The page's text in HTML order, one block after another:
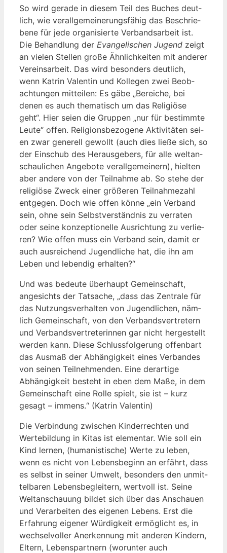
So wird gera­de in die­sem Teil des Buches deut­
lich, wie ver­all­ge­mei­ne­rungs­fä­hig das Beschrie­
be­ne für jede orga­ni­sier­te Ver­bands­ar­beit ist.
Die Behand­lung der Evan­ge­li­schen Jugend zeigt
an vie­len Stel­len gro­ße Ähn­lich­kei­ten mit ande­rer
Ver­eins­ar­beit. Das wird beson­ders deut­lich,
wenn Kat­rin Valen­tin und Kol­le­gen zwei Beob­
ach­tun­gen mit­tei­len: Es gäbe „Berei­che, bei
denen es auch the­ma­tisch um das Reli­giö­se
geht“. Hier sei­en die Grup­pen „nur für bestimm­te
Leu­te“ offen. Reli­gi­ons­be­zo­ge­ne Akti­vi­tä­ten sei­
en zwar gene­rell gewollt (auch dies lie­ße sich, so
der Ein­schub des Her­aus­ge­bers, für alle welt­an­
schau­li­chen Ange­bo­te ver­all­ge­mei­nern), hiel­ten
aber ande­re von der Teil­nah­me ab. So ste­he der
reli­giö­se Zweck einer grö­ße­ren Teil­nah­me­zahl
ent­ge­gen. Doch wie offen kön­ne „ein Ver­band
sein, ohne sein Selbst­ver­ständ­nis zu ver­ra­ten
oder sei­ne kon­zep­tio­nel­le Aus­rich­tung zu ver­lie­
ren? Wie offen muss ein Ver­band sein, damit er
auch aus­rei­chend Jugend­li­che hat, die ihn am
Leben und leben­dig erhalten?“
Und was bedeu­te über­haupt Gemein­schaft,
ange­sichts der Tat­sa­che, „dass das Zen­tra­le für
das Nut­zungs­ver­hal­ten von Jugend­li­chen, näm­
lich Gemein­schaft, von den Ver­bands­ver­tre­tern
und Ver­bands­ver­tre­te­rin­nen gar nicht her­ge­stellt
wer­den kann. Die­se Schluss­fol­ge­rung offen­bart
das Aus­maß der Abhän­gig­keit eines Ver­ban­des
von sei­nen Teil­neh­men­den. Eine der­ar­ti­ge
Abhän­gig­keit besteht in eben dem Maße, in dem
Gemein­schaft eine Rol­le spielt, sie ist – kurz
gesagt – immens.“ (Kat­rin Valentin)
Die Ver­bin­dung zwi­schen Kin­der­rech­ten und
Wer­te­bil­dung in Kitas ist ele­men­tar. Wie soll ein
Kind ler­nen, (huma­nis­ti­sche) Wer­te zu leben,
wenn es nicht von Lebens­be­ginn an erfährt, dass
es selbst in sei­ner Umwelt, beson­ders den unmit­
tel­ba­ren Lebens­be­glei­tern, wert­voll ist. Sei­ne
Welt­an­schau­ung bil­det sich über das Anschau­en
und Ver­ar­bei­ten des eige­nen Lebens. Erst die
Erfah­rung eige­ner Wür­dig­keit ermög­licht es, in
wech­sel­vol­ler Aner­ken­nung mit ande­ren Kin­dern,
Eltern, Lebens­part­nern (wor­un­ter auch